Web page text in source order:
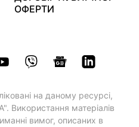
ОФЕРТИ
на даному ресурсі,
матеріалів
вимог, описаних в